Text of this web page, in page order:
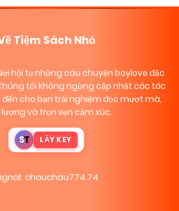
Tiệm Sách Nhỏ
hội tụ những câu chuyện boylove đặc
tôi không ngừng cập nhật các tác
cho bạn trải nghiệm đọc mượt mà,
và trọn vẹn cảm xúc.
ST LẤY KEY
chauchau774.74